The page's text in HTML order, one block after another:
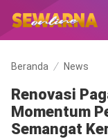
Beranda News
Renovasi
Momentum
Semangat